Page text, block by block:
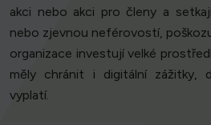
akci nebo akci pro členy a
nebo zjevnou neférovostí,
organizace investují velké
měly chránit i digitální zážitky,
vyplatí.